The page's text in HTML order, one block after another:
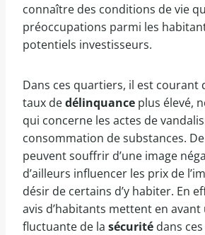
connaître des conditions de vie
préoccupations parmi les
potentiels investisseurs.
Dans ces quartiers, il est courant
taux dedélinquance plus élevé,
qui concerne les actes de
consommation de substances.
peuvent souffrir d’une image
d’ailleurs influencer les prix de
désir de certains d’y habiter. En
avis d’habitants mettent en
fluctuante de la sécurité dans